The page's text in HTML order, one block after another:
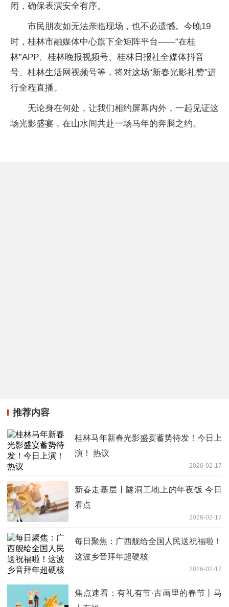
闭，确保表演安全有序。
市民朋友如无法亲临现场，也不必遗憾。今晚19
时，桂林市融媒体中心旗下全矩阵平台——“在桂
林”APP、桂林晚报视频号、桂林日报社全媒体抖音
号、桂林生活网视频号等，将对这场“新春光影礼赞”进
行全程直播。
无论身在何处，让我们相约屏幕内外，一起见证这
场光影盛宴，在山水间共赴一场马年的奔腾之约。
推荐内容
桂林马年新春光影盛宴蓄势待发！今日上
演！ 热议
2026-02-17
新春走基层丨隧洞工地上的年夜饭 今日
看点
2026-02-17
每日聚焦：广西舰给全国人民送祝福啦！
这波乡音拜年超硬核
2026-02-17
焦点速看：有礼有节·古画里的春节丨马